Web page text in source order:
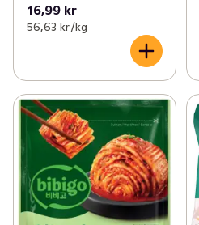
16,99 kr
56,63 kr /kg